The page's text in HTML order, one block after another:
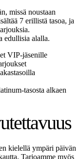
missä noustaan
7 erillistä tasoa, ja
edullisia alalla.
VIP-jäsenille
tasosta alkaen
kielellä ympäri päivän
Tarjoamme myös